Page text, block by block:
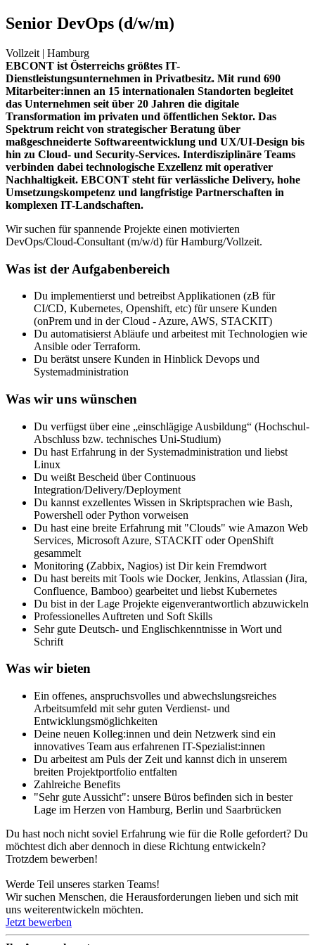
Senior DevOps (d/w/m)
Vollzeit | Hamburg
EBCONT ist Österreichs größtes IT-
Dienstleistungsunternehmen in Privatbesitz. Mit rund 690
Mitarbeiter:innen an 15 internationalen Standorten begleitet
das Unternehmen seit über 20 Jahren die digitale
Transformation im privaten und öffentlichen Sektor. Das
Spektrum reicht von strategischer Beratung über
maßgeschneiderte Softwareentwicklung und UX/UI-Design bis
hin zu Cloud- und Security-Services. Interdisziplinäre Teams
verbinden dabei technologische Exzellenz mit operativer
Nachhaltigkeit. EBCONT steht für verlässliche Delivery, hohe
Umsetzungskompetenz und langfristige Partnerschaften in
komplexen IT-Landschaften.
Wir suchen für spannende Projekte einen motivierten
DevOps/Cloud-Consultant (m/w/d) für Hamburg/Vollzeit.
Was ist der Aufgabenbereich
Du implementierst und betreibst Applikationen (zB für
CI/CD, Kubernetes, Openshift, etc) für unsere Kunden
(onPrem und in der Cloud - Azure, AWS, STACKIT)
Du automatisierst Abläufe und arbeitest mit Technologien wie
Ansible oder Terraform.
Du berätst unsere Kunden in Hinblick Devops und
Systemadministration
Was wir uns wünschen
Du verfügst über eine „einschlägige Ausbildung“ (Hochschul-
Abschluss bzw. technisches Uni-Studium)
Du hast Erfahrung in der Systemadministration und liebst
Linux
Du weißt Bescheid über Continuous
Integration/Delivery/Deployment
Du kannst exzellentes Wissen in Skriptsprachen wie Bash,
Powershell oder Python vorweisen
Du hast eine breite Erfahrung mit "Clouds" wie Amazon Web
Services, Microsoft Azure, STACKIT oder OpenShift
gesammelt
Monitoring (Zabbix, Nagios) ist Dir kein Fremdwort
Du hast bereits mit Tools wie Docker, Jenkins, Atlassian (Jira,
Confluence, Bamboo) gearbeitet und liebst Kubernetes
Du bist in der Lage Projekte eigenverantwortlich abzuwickeln
Professionelles Auftreten und Soft Skills
Sehr gute Deutsch- und Englischkenntnisse in Wort und
Schrift
Was wir bieten
Ein offenes, anspruchsvolles und abwechslungsreiches
Arbeitsumfeld mit sehr guten Verdienst- und
Entwicklungsmöglichkeiten
Deine neuen Kolleg:innen und dein Netzwerk sind ein
innovatives Team aus erfahrenen IT-Spezialist:innen
Du arbeitest am Puls der Zeit und kannst dich in unserem
breiten Projektportfolio entfalten
Zahlreiche Benefits
"Sehr gute Aussicht": unsere Büros befinden sich in bester
Lage im Herzen von Hamburg, Berlin und Saarbrücken
Du hast noch nicht soviel Erfahrung wie für die Rolle gefordert? Du
möchtest dich aber dennoch in diese Richtung entwickeln?
Trotzdem bewerben!
Werde Teil unseres starken Teams!
Wir suchen Menschen, die Herausforderungen lieben und sich mit
uns weiterentwickeln möchten.
Jetzt bewerben